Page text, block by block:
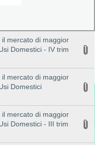
mercato di maggior
Domestici - IV trim
mercato di maggior
Domestici
mercato di maggior
Domestici - III trim